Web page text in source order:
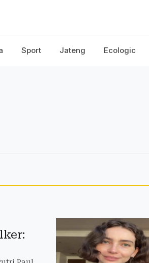
Sport Jateng Ecologic